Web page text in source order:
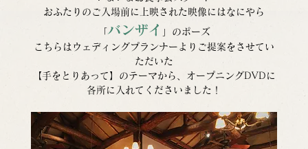
おふたりのご入場前に上映された映像にはなにやら
「バンザイ 」のポーズ
こちらはウェディングプランナーよりご提案をさせてい
ただいた
【手をとりあって】のテーマから、オープニングDVDに
各所に入れてくださいました！